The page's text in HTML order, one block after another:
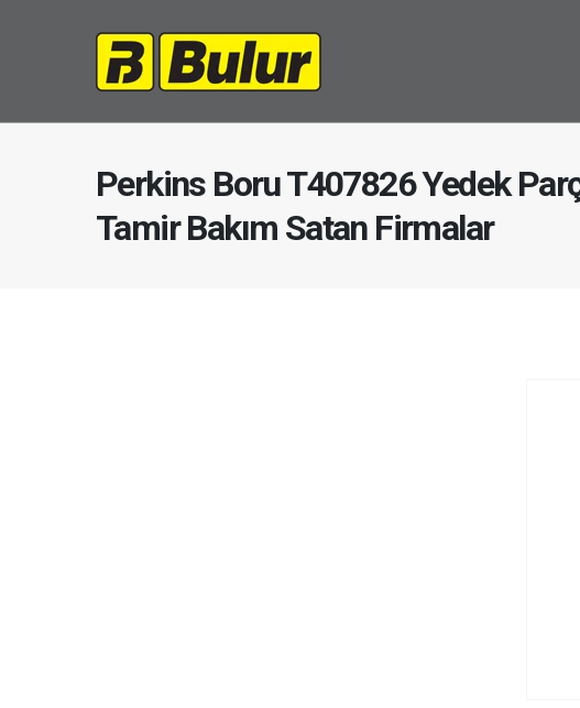
Perkins Boru T407826 Yedek
Tamir Bakım Satan Firmalar